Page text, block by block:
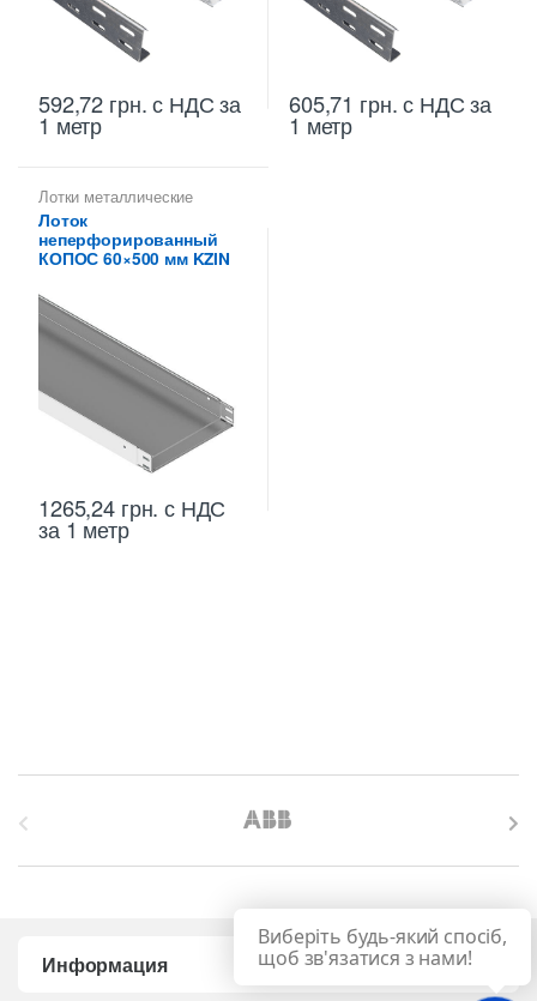
592,72 грн.с НДС за
1 метр
605,71 грн.с НДС за
1 метр
Лотки металлические
высотой 60 мм
Металлические огнеупорные
лотки,Неперфорированные
лотки высотой 60 мм
Лоток
неперфорированный
КОПОС 60×500 мм KZIN
1265,24 грн. с НДС
за 1 метр
Информация
Виберіть будь-який спосіб,
щоб зв'язатися з нами!